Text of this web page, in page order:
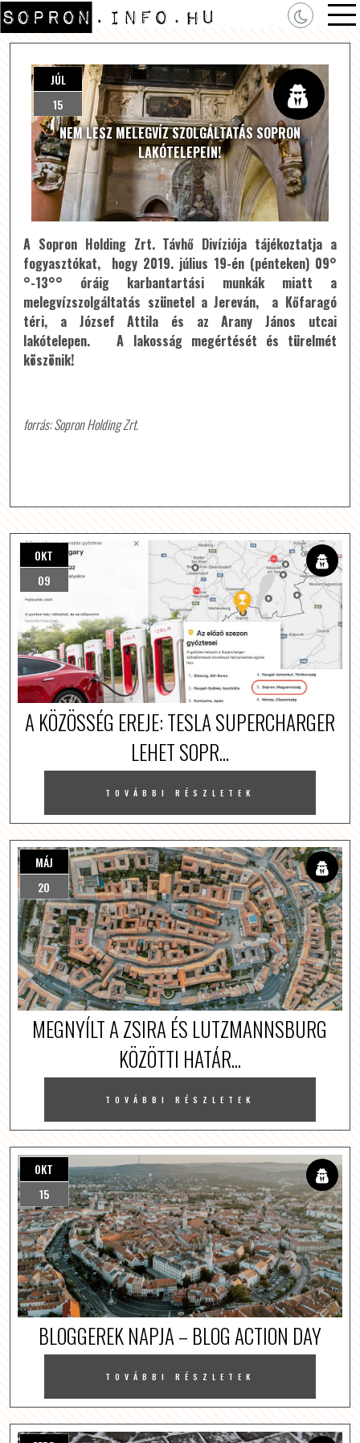
NEM LESZ MELEGVÍZ SZOLGÁLTATÁS SOPRON
LAKÓTELEPEIN!
JÚL
15
A Sopron Holding Zrt. Távhő Divíziója tájékoztatja a
fogyasztókat, hogy 2019. július 19-én (pénteken) 09°
°-13°° óráig karbantartási munkák miatt a
melegvízszolgáltatás szünetel a Jereván, a Kőfaragó
téri, a József Attila és azArany János utcai
lakótelepen.
A lakosság megértését és türelmét
köszönik!
forrás: Sopron Holding Zrt.
OKT
09
A KÖZÖSSÉG EREJE: TESLA SUPERCHARGER
LEHET SOPR...
TOVÁBBI RÉSZLETEK
MÁJ
20
MEGNYÍLT A ZSIRA ÉS LUTZMANNSBURG
KÖZÖTTI HATÁR...
TOVÁBBI RÉSZLETEK
OKT
15
BLOGGEREK NAPJA – BLOG ACTION DAY
TOVÁBBI RÉSZLETEK